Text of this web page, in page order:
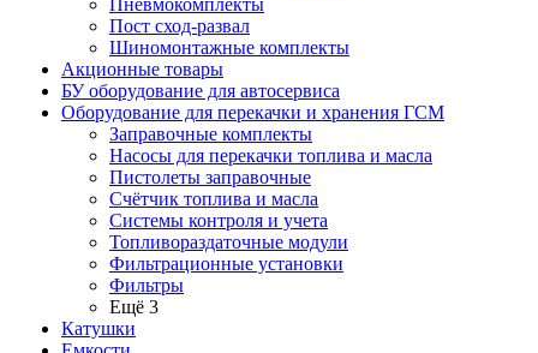
Пневмокомплекты
Пост сход-развал
Шиномонтажные комплекты
Акционные товары
БУ оборудование для автосервиса
Оборудование для перекачки и хранения ГСМ
Заправочные комплекты
Насосы для перекачки топлива и масла
Пистолеты заправочные
Счётчик топлива и масла
Системы контроля и учета
Топливораздаточные модули
Фильтрационные установки
Фильтры
Ещё 3
Катушки